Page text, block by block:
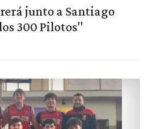
junto a Santiago
300 Pilotos"